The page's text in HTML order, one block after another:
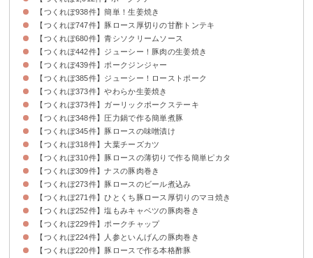
【つくれぽ938件】簡単！生姜焼き
【つくれぽ747件】豚ロース厚切りの甘酢トンテキ
【つくれぽ680件】青シソクリームソース
【つくれぽ442件】ジューシー！豚肉の生姜焼き
【つくれぽ439件】ポークジンジャー
【つくれぽ385件】ジューシー！ローストポーク
【つくれぽ373件】やわらか生姜焼き
【つくれぽ373件】ガーリックポークステーキ
【つくれぽ348件】圧力鍋で作る簡単煮豚
【つくれぽ345件】豚ロースの味噌漬け
【つくれぽ318件】大葉チーズカツ
【つくれぽ310件】豚ロースの薄切りで作る簡単ピカタ
【つくれぽ309件】ナスの豚肉巻き
【つくれぽ273件】豚ロースのビール煮込み
【つくれぽ271件】ひとくち豚ロース厚切りのマヨ焼き
【つくれぽ252件】塩もみキャベツの豚肉巻き
【つくれぽ229件】ポークチャップ
【つくれぽ224件】人参といんげんの豚肉巻き
【つくれぽ220件】豚ロースで作る本格酢豚